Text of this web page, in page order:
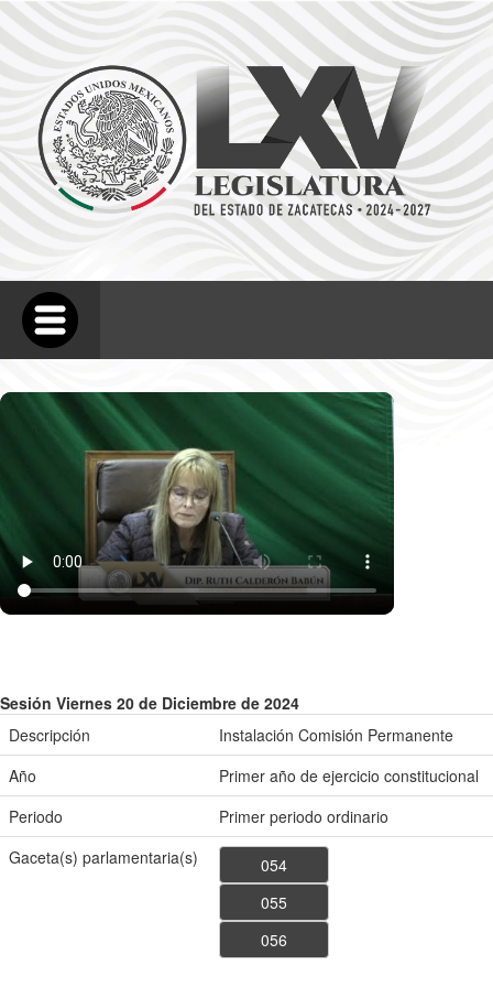
Sesión Viernes 20 de Diciembre de 2024
Descripción
Instalación Comisión Permanente
Año
Primer año de ejercicio constitucional
Periodo
Primer periodo ordinario
Gaceta(s) parlamentaria(s)
054
055
056